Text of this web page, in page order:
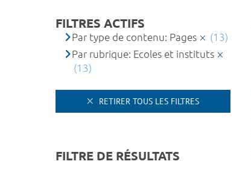
FILTRES ACTIFS
Par type de contenu: Pages
(13)
Par rubrique: Ecoles et instituts
(13)
RETIRER TOUS LES FILTRES
FILTRE DE RÉSULTATS